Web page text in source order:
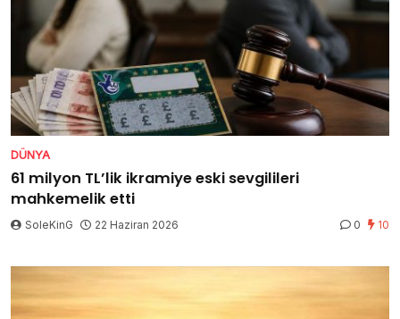
DÜNYA
61 milyon TL’lik ikramiye eski sevgilileri
mahkemelik etti
SoleKinG 22 Haziran 2026 0 10